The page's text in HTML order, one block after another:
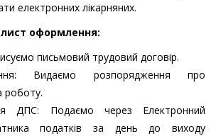
електронних лікарняних.
оформлення:
письмовий трудовий договір.
Видаємо розпорядження про
роботу.
ДПС: Подаємо через Електронний
податків за день до виходу